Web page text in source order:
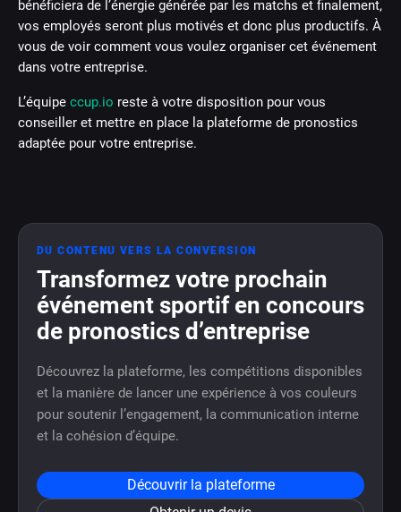
bénéficiera de l’énergie générée par les matchs et finalement,
vos employés seront plus motivés et donc plus productifs. À
vous de voir comment vous voulez organiser cet événement
dans votre entreprise.
L’équipe ccup.io reste à votre disposition pour vous
conseiller et mettre en place la plateforme de pronostics
adaptée pour votre entreprise.
DU CONTENU VERS LA CONVERSION
Transformez votre prochain
événement sportif en concours
de pronostics d’entreprise
Découvrez la plateforme, les compétitions disponibles
et la manière de lancer une expérience à vos couleurs
pour soutenir l’engagement, la communication interne
et la cohésion d’équipe.
Découvrir la plateforme